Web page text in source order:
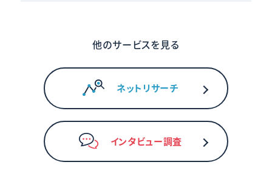
他のサービスを見る
ネットリサーチ
インタビュー調査